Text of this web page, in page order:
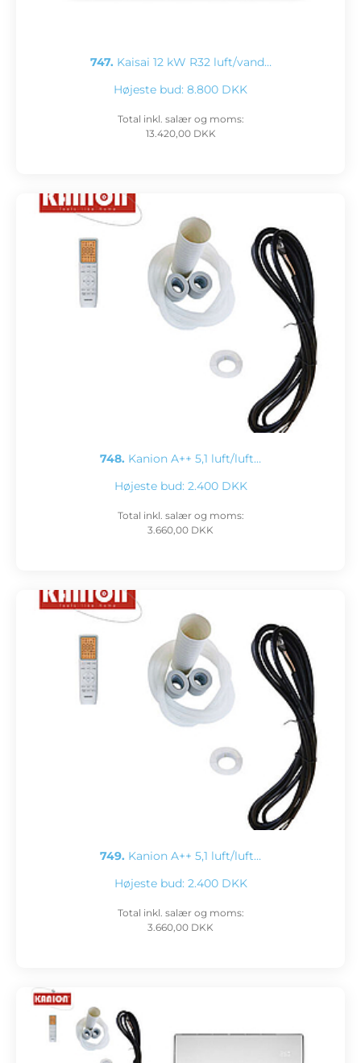
747. Kaisai 12 kW R32 luft/vand…
Højeste bud: 8.800 DKK
Total inkl. salær og moms:
13.420,00 DKK
748. Kanion A++ 5,1 luft/luft…
Højeste bud: 2.400 DKK
Total inkl. salær og moms:
3.660,00 DKK
749. Kanion A++ 5,1 luft/luft…
Højeste bud: 2.400 DKK
Total inkl. salær og moms:
3.660,00 DKK